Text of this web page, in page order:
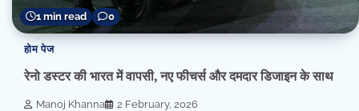
1 min read 0
होम पेज
रेनो डस्टर की भारत में वापसी, नए फीचर्स और दमदार डिजाइन के साथ
Manoj Khanna 2 February, 2026